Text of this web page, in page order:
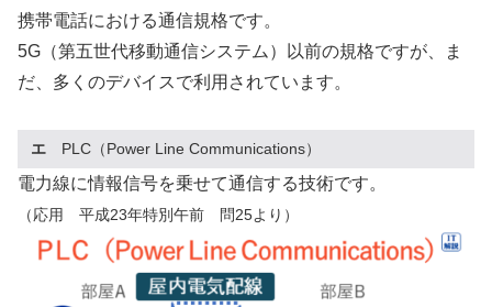
携帯電話における通信規格です。
5G（第五世代移動通信システム）以前の規格ですが、ま
だ、多くのデバイスで利用されています。
エ PLC（Power Line Communications）
電力線に情報信号を乗せて通信する技術です。
（応用 平成23年特別午前 問25より）